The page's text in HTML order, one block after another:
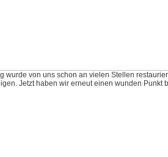
wurde von uns schon an vielen Stellen
Jetzt haben wir erneut einen wunden Punkt